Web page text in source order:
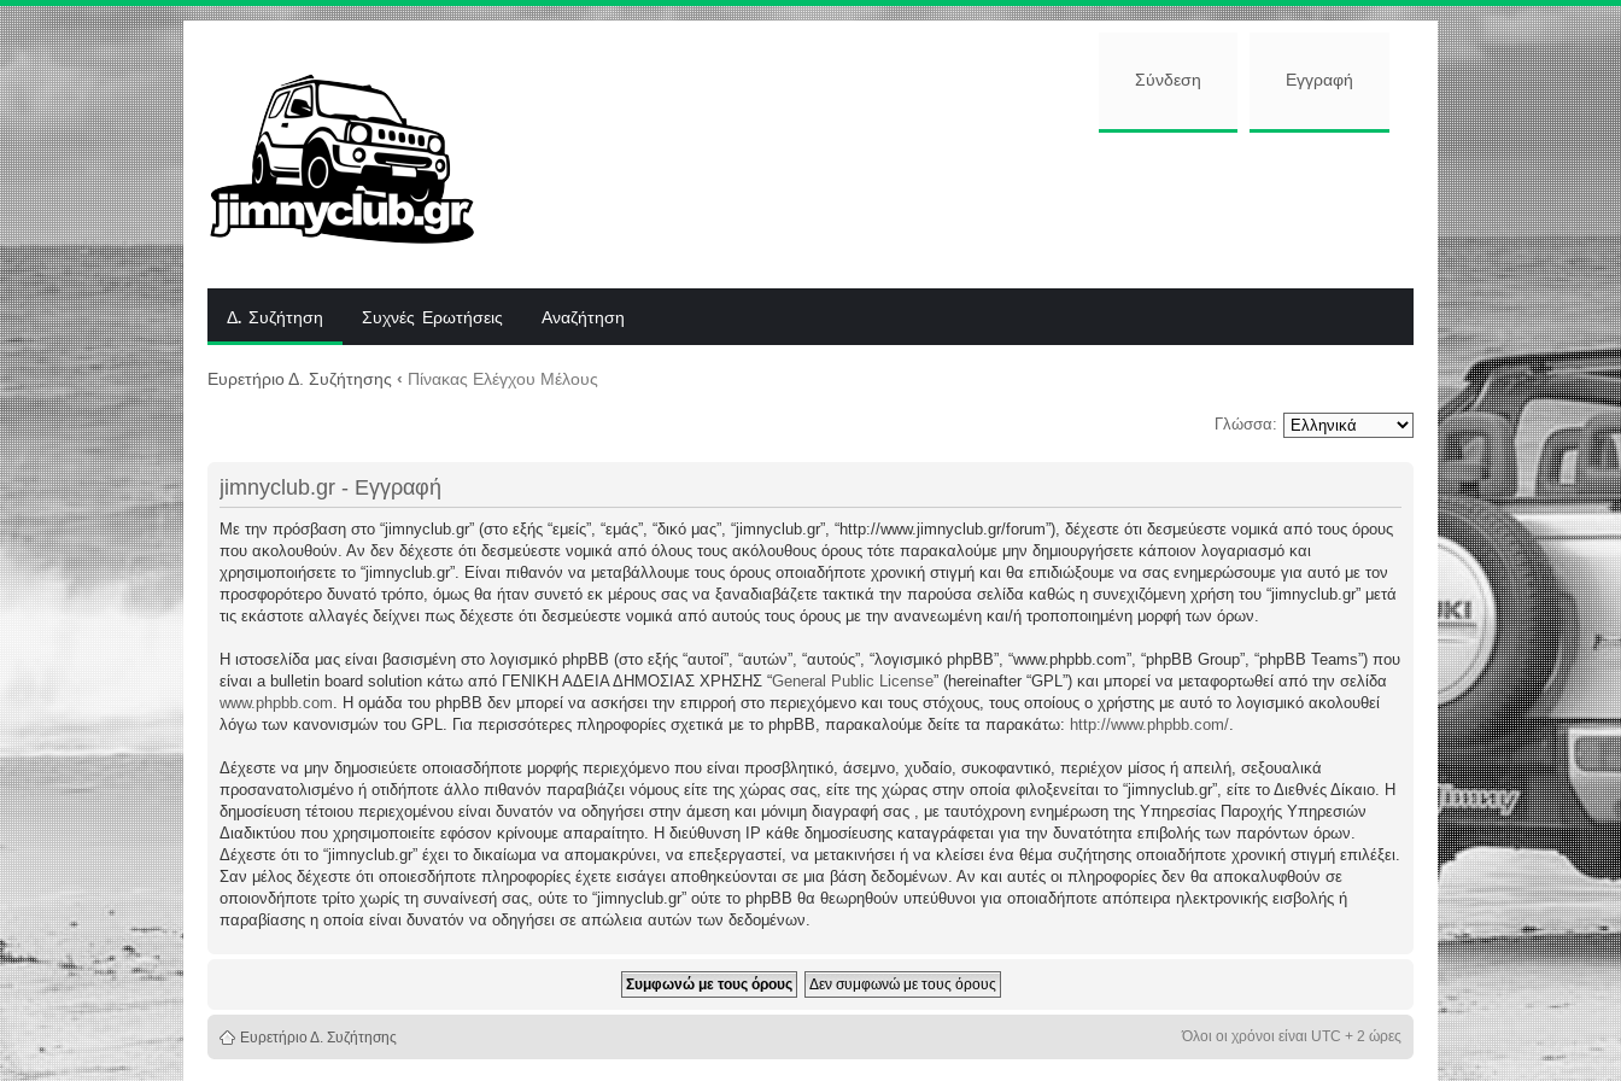
Σύνδεση Εγγραφή
Δ. Συζήτηση Συχνές Ερωτήσεις Αναζήτηση
Ευρετήριο Δ. Συζήτησης ‹ Πίνακας Ελέγχου Μέλους
Γλώσσα:
jimnyclub.gr - Εγγραφή
Με την πρόσβαση στο “jimnyclub.gr” (στο εξής “εμείς”, “εμάς”, “δικό μας”, “jimnyclub.gr”, “http://www.jimnyclub.gr/forum”), δέχεστε ότι δεσμεύεστε νομικά από τους όρους
που ακολουθούν. Αν δεν δέχεστε ότι δεσμεύεστε νομικά από όλους τους ακόλουθους όρους τότε παρακαλούμε μην δημιουργήσετε κάποιον λογαριασμό και
χρησιμοποιήσετε το “jimnyclub.gr”. Είναι πιθανόν να μεταβάλλουμε τους όρους οποιαδήποτε χρονική στιγμή και θα επιδιώξουμε να σας ενημερώσουμε για αυτό με τον
προσφορότερο δυνατό τρόπο, όμως θα ήταν συνετό εκ μέρους σας να ξαναδιαβάζετε τακτικά την παρούσα σελίδα καθώς η συνεχιζόμενη χρήση του “jimnyclub.gr” μετά
τις εκάστοτε αλλαγές δείχνει πως δέχεστε ότι δεσμεύεστε νομικά από αυτούς τους όρους με την ανανεωμένη και/ή τροποποιημένη μορφή των όρων.
Η ιστοσελίδα μας είναι βασισμένη στο λογισμικό phpBB (στο εξής “αυτοί”, “αυτών”, “αυτούς”, “λογισμικό phpBB”, “www.phpbb.com”, “phpBB Group”, “phpBB Teams”) που
είναι a bulletin board solution κάτω από ΓΕΝΙΚΗ ΑΔΕΙΑ ΔΗΜΟΣΙΑΣ ΧΡΗΣΗΣ “General Public License” (hereinafter “GPL”) και μπορεί να μεταφορτωθεί από την σελίδα
www.phpbb.com. Η ομάδα του phpBB δεν μπορεί να ασκήσει την επιρροή στο περιεχόμενο και τους στόχους, τους οποίους ο χρήστης με αυτό το λογισμικό ακολουθεί
λόγω των κανονισμών του GPL. Για περισσότερες πληροφορίες σχετικά με το phpBB, παρακαλούμε δείτε τα παρακάτω: http://www.phpbb.com/.
Δέχεστε να μην δημοσιεύετε οποιασδήποτε μορφής περιεχόμενο που είναι προσβλητικό, άσεμνο, χυδαίο, συκοφαντικό, περιέχον μίσος ή απειλή, σεξουαλικά
προσανατολισμένο ή οτιδήποτε άλλο πιθανόν παραβιάζει νόμους είτε της χώρας σας, είτε της χώρας στην οποία φιλοξενείται το “jimnyclub.gr”, είτε το Διεθνές Δίκαιο. Η
δημοσίευση τέτοιου περιεχομένου είναι δυνατόν να οδηγήσει στην άμεση και μόνιμη διαγραφή σας , με ταυτόχρονη ενημέρωση της Υπηρεσίας Παροχής Υπηρεσιών
Διαδικτύου που χρησιμοποιείτε εφόσον κρίνουμε απαραίτητο. Η διεύθυνση IP κάθε δημοσίευσης καταγράφεται για την δυνατότητα επιβολής των παρόντων όρων.
Δέχεστε ότι το “jimnyclub.gr” έχει το δικαίωμα να απομακρύνει, να επεξεργαστεί, να μετακινήσει ή να κλείσει ένα θέμα συζήτησης οποιαδήποτε χρονική στιγμή επιλέξει.
Σαν μέλος δέχεστε ότι οποιεσδήποτε πληροφορίες έχετε εισάγει αποθηκεύονται σε μια βάση δεδομένων. Αν και αυτές οι πληροφορίες δεν θα αποκαλυφθούν σε
οποιονδήποτε τρίτο χωρίς τη συναίνεσή σας, ούτε το “jimnyclub.gr” ούτε το phpBB θα θεωρηθούν υπεύθυνοι για οποιαδήποτε απόπειρα ηλεκτρονικής εισβολής ή
παραβίασης η οποία είναι δυνατόν να οδηγήσει σε απώλεια αυτών των δεδομένων.
Ευρετήριο Δ. Συζήτησης Όλοι οι χρόνοι είναι UTC + 2 ώρες